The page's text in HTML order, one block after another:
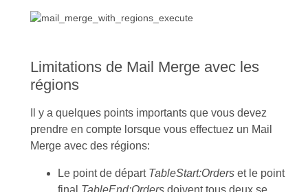
Limitations de Mail Merge avec les
régions
Il y a quelques points importants que vous devez
prendre en compte lorsque vous effectuez un Mail
Merge avec des régions:
Le point de départ TableStart:Orderset le point